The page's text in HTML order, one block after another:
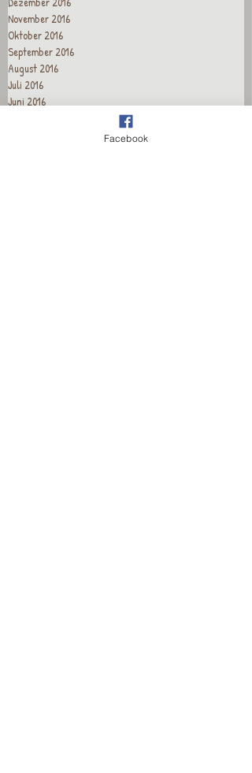
November 2016
Oktober 2016
September 2016
August 2016
Juli 2016
Juni 2016
Facebook